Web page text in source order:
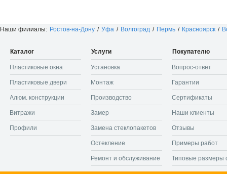
Каталог
Пластиковые окна
Пластиковые двери
Алюм. конструкции
Витражи
Профили
Услуги
Установка
Монтаж
Производство
Замер
Замена стеклопакетов
Остекление
Ремонт и обслуживание
Покупателю
Вопрос-ответ
Гарантии
Сертификаты
Наши клиенты
Отзывы
Примеры работ
Типовые размеры
Наши филиалы: Ростов-на-Дону / Уфа / Волгоград / Пермь / Красноярск /